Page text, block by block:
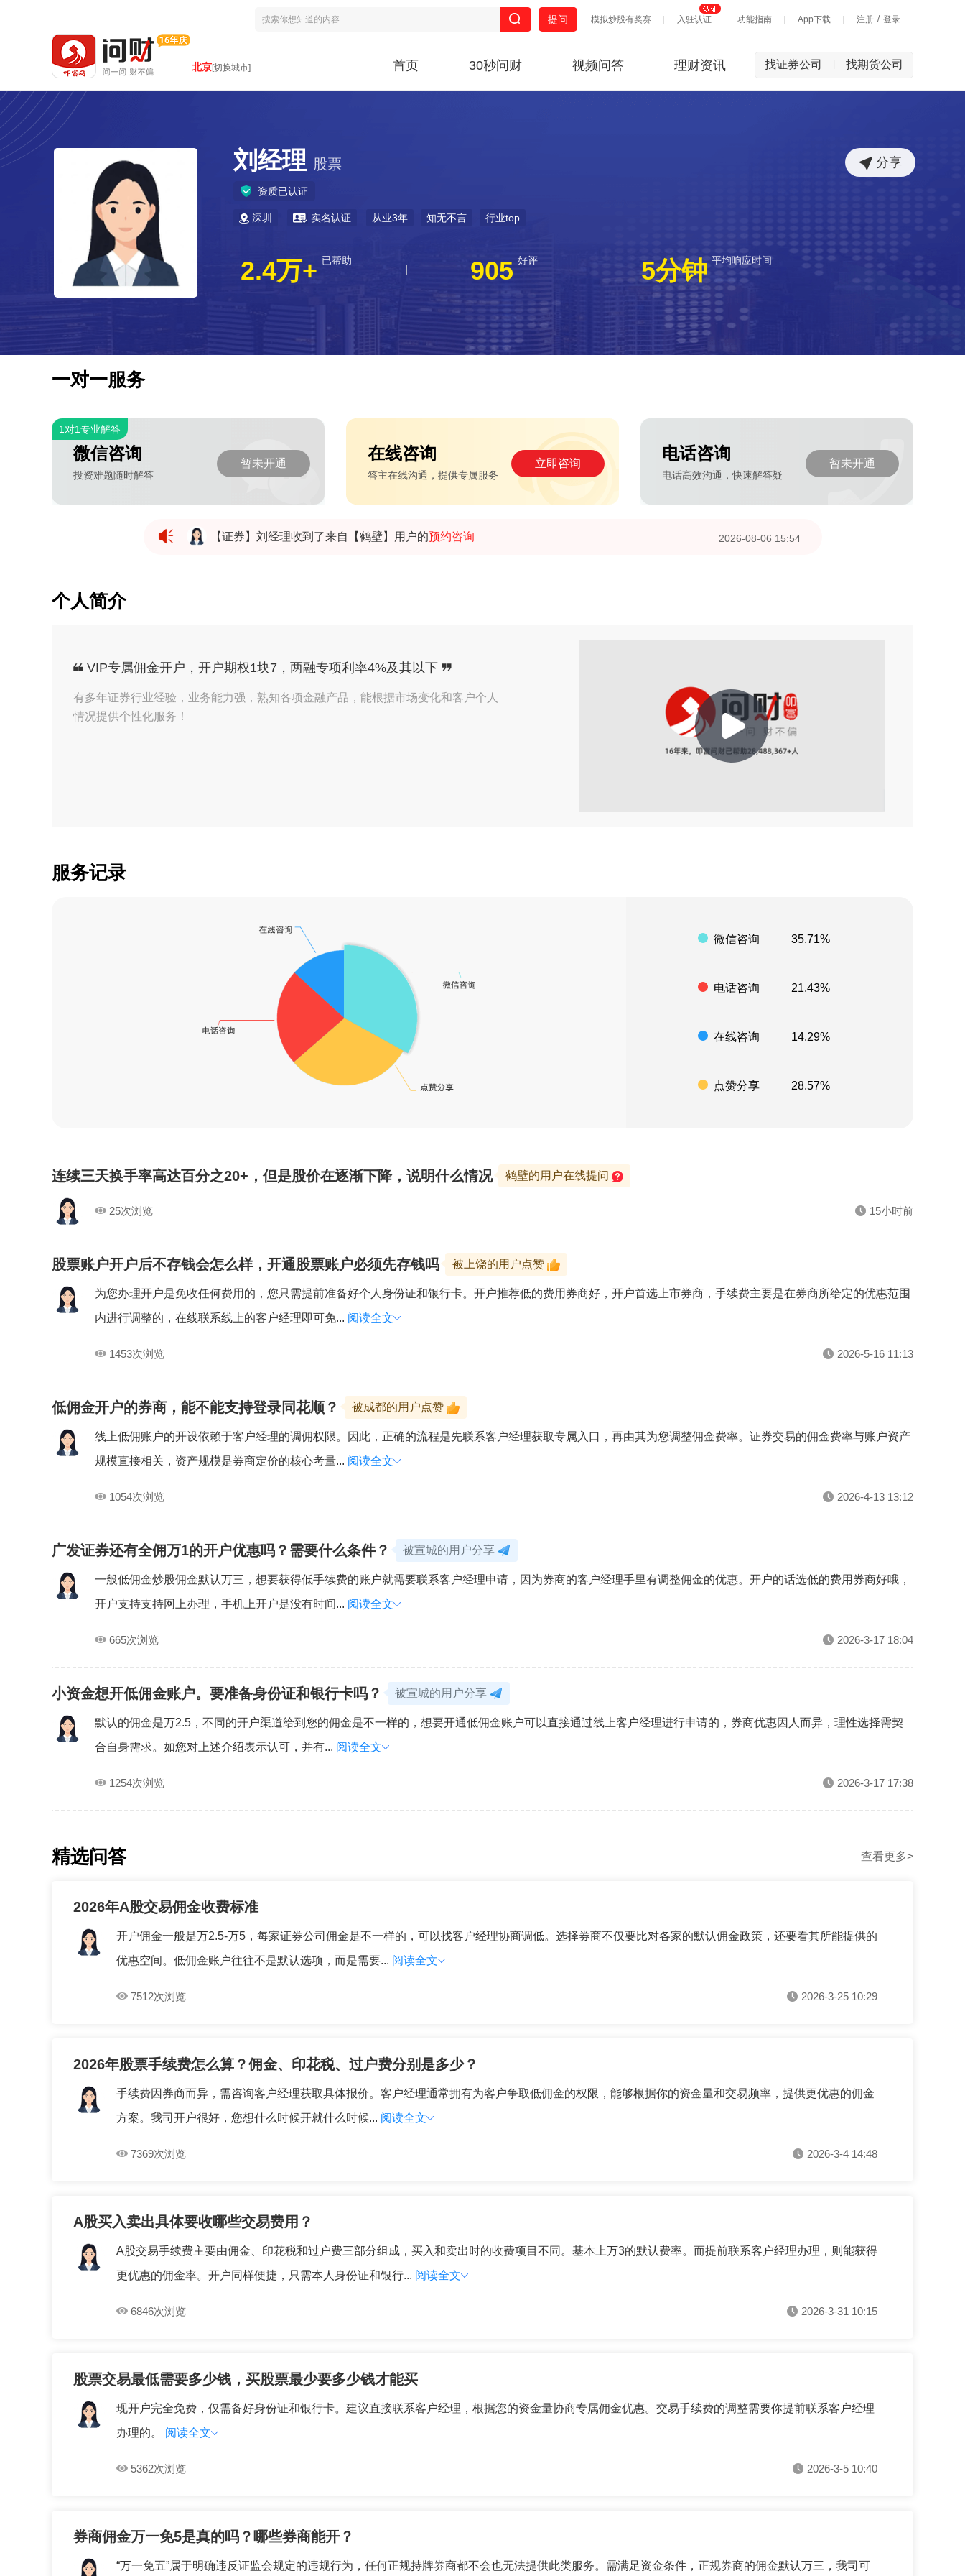
模拟炒股有奖赛 入驻认证 功能指南 App下载 注册 / 登录
提问
北京[切换城市] 首页 30秒问财 视频问答 理财资讯 找证券公司 找期货公司
刘经理 股票
资质已认证
深圳 实名认证 从业3年 知无不言 行业top
2.4万+ 已帮助 905 好评 5分钟 平均响应时间
分享
一对一服务
1对1专业解答
微信咨询
投资难题随时解答
暂未开通
在线咨询
答主在线沟通，提供专属服务
立即咨询
电话咨询
电话高效沟通，快速解答疑
暂未开通
【证券】刘经理收到了来自【鹤壁】用户的预约咨询 2026-08-06 15:53
2026-07-19 21:20
2026-07-17 19:32
【证券】刘经理收到了来自【鹤壁】用户的 2026-08-06 15:54
个人简介
VIP专属佣金开户，开户期权1块7，两融专项利率4%及其以下
有多年证券行业经验，业务能力强，熟知各项金融产品，能根据市场变化和客户个人
情况提供个性化服务！
Play
服务记录
微信咨询 35.71%
电话咨询 21.43%
在线咨询 14.29%
点赞分享 28.57%
连续三天换手率高达百分之20+，但是股价在逐渐下降，说明什么情况 鹤壁的用户在线提问
25次浏览 15小时前
股票账户开户后不存钱会怎么样，开通股票账户必须先存钱吗 被上饶的用户点赞
为您办理开户是免收任何费用的，您只需提前准备好个人身份证和银行卡。开户推荐低的费用券商好，开户首选上市券商，手续费主要是在券商所给定的优惠范围
内进行调整的，在线联系线上的客户经理即可免... 阅读全文
1453次浏览 2026-5-16 11:13
低佣金开户的券商，能不能支持登录同花顺？ 被成都的用户点赞
线上低佣账户的开设依赖于客户经理的调佣权限。因此，正确的流程是先联系客户经理获取专属入口，再由其为您调整佣金费率。证券交易的佣金费率与账户资产
规模直接相关，资产规模是券商定价的核心考量... 阅读全文
1054次浏览 2026-4-13 13:12
广发证券还有全佣万1的开户优惠吗？需要什么条件？ 被宣城的用户分享
一般低佣金炒股佣金默认万三，想要获得低手续费的账户就需要联系客户经理申请，因为券商的客户经理手里有调整佣金的优惠。开户的话选低的费用券商好哦，
开户支持支持网上办理，手机上开户是没有时间... 阅读全文
665次浏览 2026-3-17 18:04
小资金想开低佣金账户。要准备身份证和银行卡吗？ 被宣城的用户分享
默认的佣金是万2.5，不同的开户渠道给到您的佣金是不一样的，想要开通低佣金账户可以直接通过线上客户经理进行申请的，券商优惠因人而异，理性选择需契
合自身需求。如您对上述介绍表示认可，并有... 阅读全文
1254次浏览 2026-3-17 17:38
精选问答 查看更多>
2026年A股交易佣金收费标准
开户佣金一般是万2.5-万5，每家证券公司佣金是不一样的，可以找客户经理协商调低。选择券商不仅要比对各家的默认佣金政策，还要看其所能提供的
优惠空间。低佣金账户往往不是默认选项，而是需要... 阅读全文
7512次浏览 2026-3-25 10:29
2026年股票手续费怎么算？佣金、印花税、过户费分别是多少？
手续费因券商而异，需咨询客户经理获取具体报价。客户经理通常拥有为客户争取低佣金的权限，能够根据你的资金量和交易频率，提供更优惠的佣金
方案。‌我司开户很好，您想什么时候开就什么时候... 阅读全文
7369次浏览 2026-3-4 14:48
A股买入卖出具体要收哪些交易费用？
A股交易手续费主要由佣金、印花税和过户费三部分组成，买入和卖出时的收费项目不同。基本上万3的默认费率。而提前联系客户经理办理，则能获得
更优惠的佣金率。开户同样便捷，只需本人身份证和银行... 阅读全文
6846次浏览 2026-3-31 10:15
股票交易最低需要多少钱，买股票最少要多少钱才能买
现开户完全免费，仅需备好身份证和银行卡。建议直接联系客户经理，根据您的资金量协商专属佣金优惠。交易手续费的调整需要你提前联系客户经理
办理的。
阅读全文
5362次浏览 2026-3-5 10:40
券商佣金万一免5是真的吗？哪些券商能开？
“万一免五”属于明确违反证监会规定的违规行为，任何正规持牌券商都不会也无法提供此类服务。需满足资金条件，正规券商的佣金默认万三，我司可